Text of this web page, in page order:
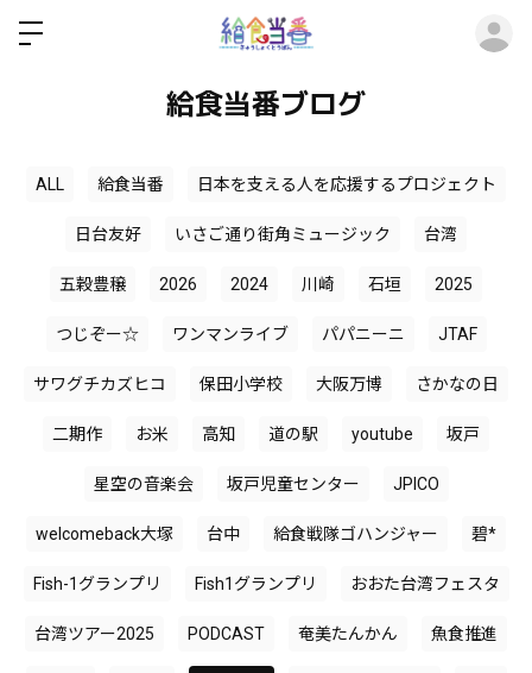
給食当番ブログ
ALL 給食当番 日本を支える人を応援するプロジェクト
日台友好 いさご通り街角ミュージック 台湾
五穀豊穣 2026 2024 川崎 石垣 2025
つじぞー☆ ワンマンライブ パパニーニ JTAF
サワグチカズヒコ 保田小学校 大阪万博 さかなの日
二期作 お米 高知 道の駅 youtube 坂戸
星空の音楽会 坂戸児童センター JPICO
welcomeback大塚 台中 給食戦隊ゴハンジャー 碧*
Fish-1グランプリ Fish1グランプリ おおた台湾フェスタ
台湾ツアー2025 PODCAST 奄美たんかん 魚食推進